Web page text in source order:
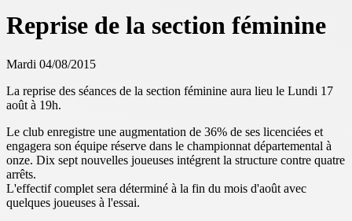
Reprise de la section féminine
Mardi 04/08/2015
La reprise des séances de la section féminine aura lieu le Lundi 17
août à 19h.
Le club enregistre une augmentation de 36% de ses licenciées et
engagera son équipe réserve dans le championnat départemental à
onze. Dix sept nouvelles joueuses intégrent la structure contre quatre
arrêts.
L'effectif complet sera déterminé à la fin du mois d'août avec
quelques joueuses à l'essai.